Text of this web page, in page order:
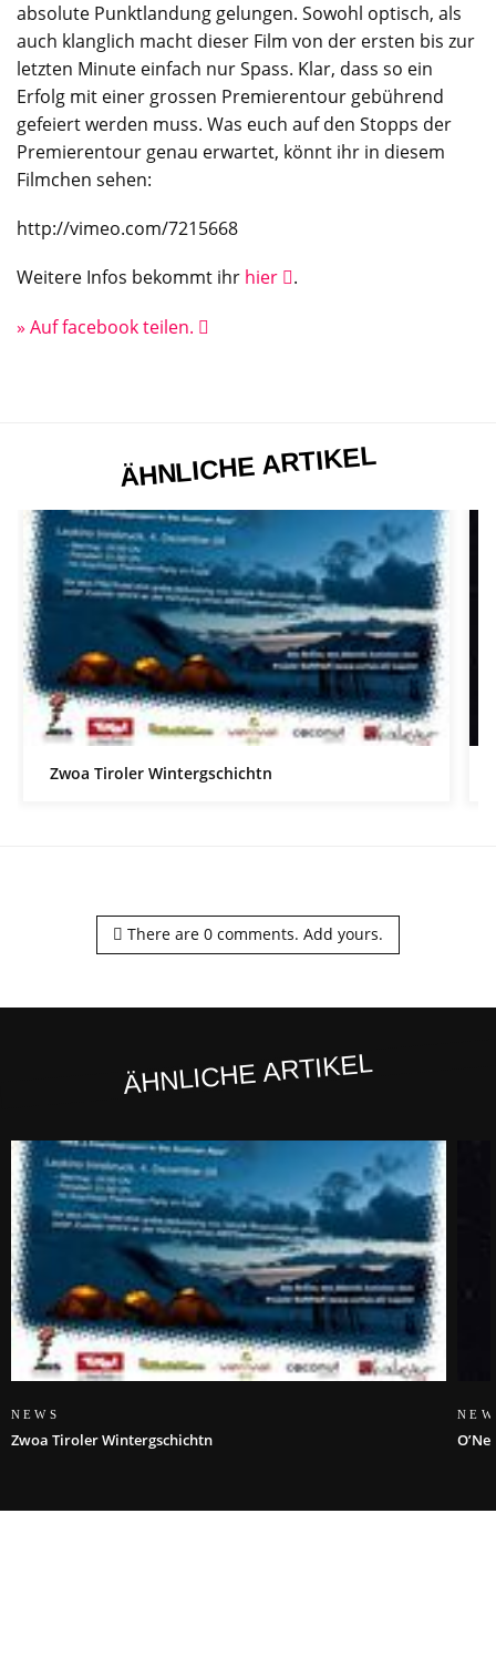
absolute Punktlandung gelungen. Sowohl optisch, als
auch klanglich macht dieser Film von der ersten bis zur
letzten Minute einfach nur Spass. Klar, dass so ein
Erfolg mit einer grossen Premierentour gebührend
gefeiert werden muss. Was euch auf den Stopps der
Premierentour genau erwartet, könnt ihr in diesem
Filmchen sehen:
http://vimeo.com/7215668
Weitere Infos bekommt ihr hier .
» Auf facebook teilen.
ÄHNLICHE ARTIKEL
Zwoa Tiroler Wintergschichtn
There are 0 comments. Add yours.
ÄHNLICHE ARTIKEL
NEWS
Zwoa Tiroler Wintergschichtn